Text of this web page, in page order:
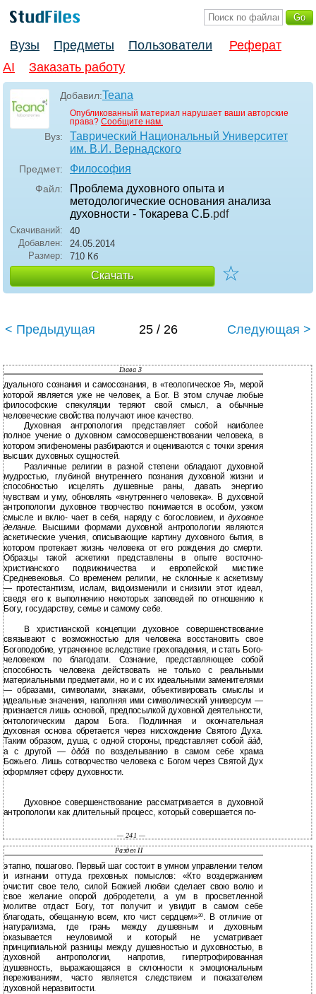
Вузы Предметы Пользователи
Реферат
AI
Заказать работу
Добавил:Teana
Опубликованный материал нарушает ваши авторские
права? Сообщите нам.
Вуз:
Таврический Национальный Университет
им. В.И. Вернадского
Предмет: Философия
Файл:
Проблема духовного опыта и
методологические основания анализа
духовности - Токарева С.Б.pdf
Скачиваний:
40
Добавлен:
24.05.2014
Размер:
710 Кб
Скачать ☆
< Предыдущая 25 / 26 Следующая >
Глава 3
дуального сознания и самосознания, в «теологическое Я», мерой
которой является уже не человек, а Бог. В этом случае любые
философские спекуляции теряют свой смысл, а обычные
человеческие свойства получают иное качество.
Духовная антропология представляет собой наиболее
полное учение о духовном самосовершенствовании человека, в
котором эпифеномены разбираются и оцениваются с точки зрения
высших духовных сущностей.
Различные религии в разной степени обладают духовной
мудростью, глубиной внутреннего познания духовной жизни и
способностью исцелять душевные раны, давать энергию
чувствам и уму, обновлять «внутреннего человека». В духовной
антропологии духовное творчество понимается в особом, узком
смысле и вклю- чает в себя, наряду с богословием, и духовное
делание. Высшими формами духовной антропологии являются
аскетические учения, описывающие картину духовного бытия, в
котором протекает жизнь человека от его рождения до смерти.
Образцы такой аскетики представлены в опыте восточно-
христианского подвижничества и европейской мистике
Средневековья. Со временем религии, не склонные к аскетизму
— протестантизм, ислам, видоизменили и снизили этот идеал,
сведя его к выполнению некоторых заповедей по отношению к
Богу, государству, семье и самому себе.
В христианской концепции духовное совершенствование
связывают с возможностью для человека восстановить свое
Богоподобие, утраченное вследствие грехопадения, и стать Бого-
человеком по благодати. Сознание, представляющее собой
способность человека действовать не только с реальными
материальными предметами, но и с их идеальными заменителями
— образами, символами, знаками, объективировать смыслы и
идеальные значения, наполняя ими символический универсум —
признается лишь основой, предпосылкой духовной деятельности,
онтологическим даром Бога. Подлинная и окончательная
духовная основа обретается через нисхождение Святого Духа.
Таким образом, душа, с одной стороны, представляет собой äàð,
а с другой —òðóäпо возделыванию в самом себе храма
Божьего. Лишь сотворчество человека с Богом через Святой Дух
оформляет сферу духовности.
Духовное совершенствование рассматривается в духовной
антропологии как длительный процесс, который совершается по-
— 241 —
Раздел II
этапно, пошагово. Первый шаг состоит в умном управлении телом
и изгнании оттуда греховных помыслов: «Кто воздержанием
очистит свое тело, силой Божией любви сделает свою волю и
свое желание опорой добродетели, а ум в просветленной
молитве отдаст Богу, тот получит и увидит в самом себе
благодать, обещанную всем, кто чист сердцем»20. В отличие от
натурализма, где грань между душевным и духовным
оказывается неуловимой и который не усматривает
принципиальной разницы между душевностью и духовностью, в
духовной антропологии, напротив, гипертрофированная
душевность, выражающаяся в склонности к эмоциональным
переживаниям, часто является следствием и показателем
духовной неразвитости.